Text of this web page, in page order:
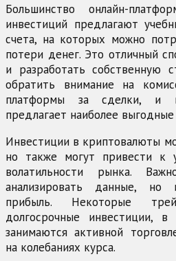
Большинство онлайн-
инвестиций предлагают
счета, на которых можно
потери денег. Это отличный
и разработать собственную
обратить внимание на
платформы за сделки, и
предлагает наиболее выгодные
Инвестиции в криптовалюты
но также могут привести к
волатильности рынка.
анализировать данные,
прибыль. Некоторые
долгосрочные инвестиции,
занимаются активной
на колебаниях курса.